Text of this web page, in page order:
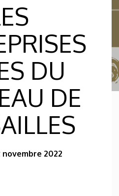
DU
DE
novembre 2022